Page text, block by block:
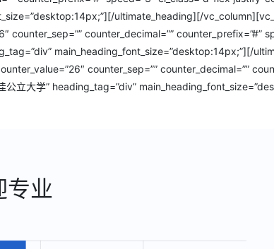
ultimate_heading][/
counter_sep=”” counter_decimal=””
main_heading_font_size=”desktop:14px;”][/
counter_sep=”” counter_decimal=””
公立大学” heading_tag=”div”
专业